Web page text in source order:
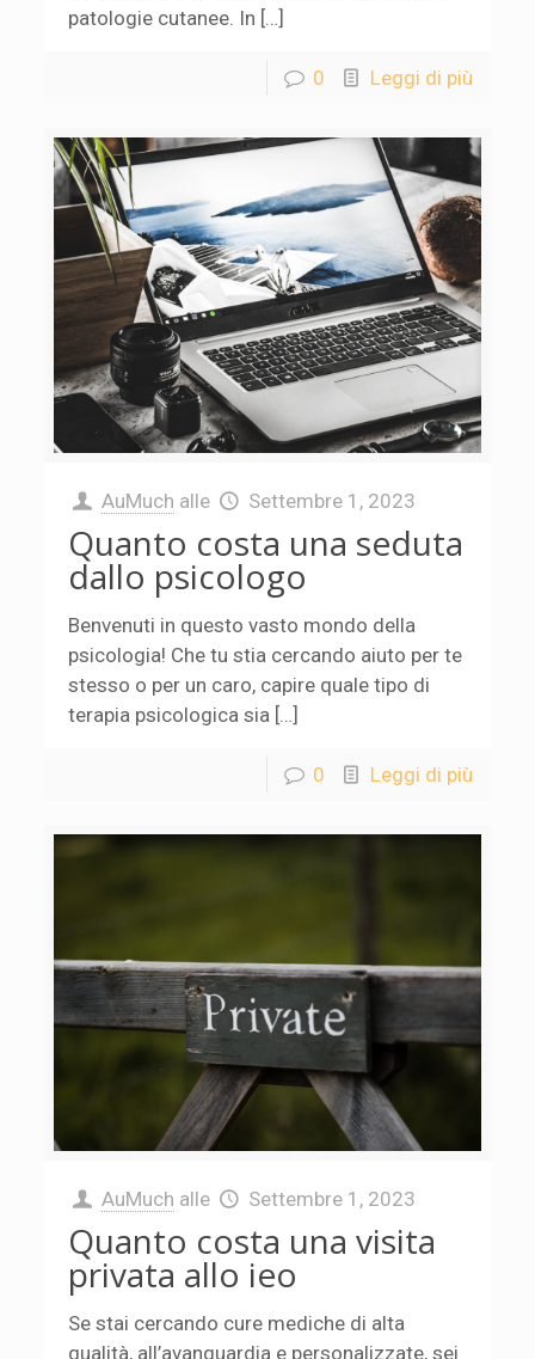
patologie cutanee. In […]
0 Leggi di più
AuMuch alle Settembre 1, 2023
Quanto costa una seduta
dallo psicologo
Benvenuti in questo vasto mondo della
psicologia! Che tu stia cercando aiuto per te
stesso o per un caro, capire quale tipo di
terapia psicologica sia […]
0 Leggi di più
AuMuch alle Settembre 1, 2023
Quanto costa una visita
privata allo ieo
Se stai cercando cure mediche di alta
qualità, all’avanguardia e personalizzate, sei